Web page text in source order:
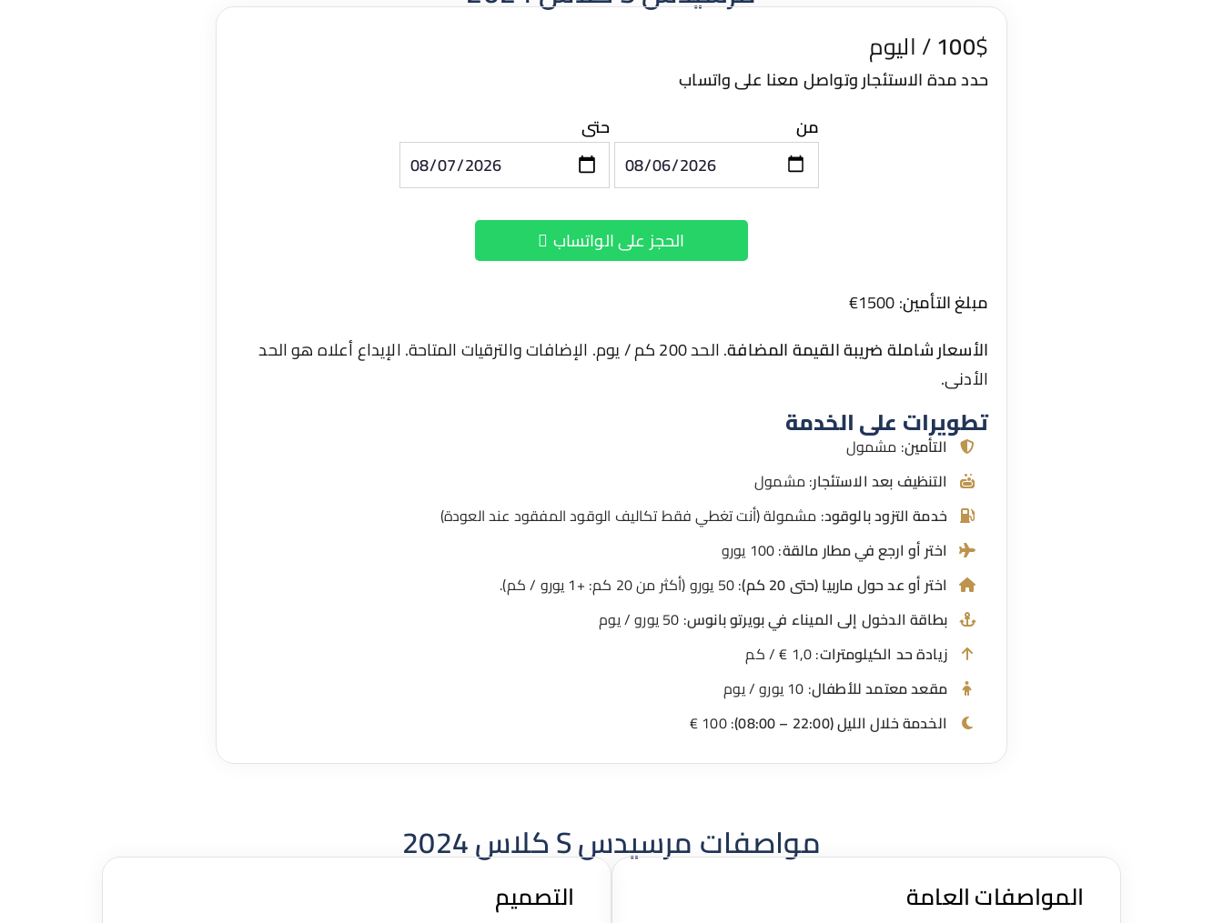
100$ / اليوم
حدد مدة الاستئجار وتواصل معنا على واتساب
من
حتى
الحجز على الواتساب
مبلغ التأمين: 1500€
الأسعار شاملة ضريبة القيمة المضافة
. الحد 200 كم / يوم. الإضافات والترقيات المتاحة. الإيداع أعلاه هو الحد
الأدنى.
تطويرات على الخدمة
التأمين: مشمول
التنظيف بعد الاستئجار: مشمول
خدمة التزود بالوقود: مشمولة (أنت تغطي فقط تكاليف الوقود المفقود عند العودة)
اختر أو ارجع في مطار مالقة: 100 يورو
اختر أو عد حول ماربيا (حتى 20 كم)
: 50 يورو (أكثر من 20 كم: +1 يورو / كم).
بطاقة الدخول إلى الميناء في بويرتو بانوس: 50 يورو / يوم
زيادة حد الكيلومترات: 1,0 € / كم
مقعد معتمد للأطفال: 10 يورو / يوم
الخدمة خلال الليل (22:00 – 08:00)
: 100 €
مواصفات مرسيدس S كلاس 2024
المواصفات العامة التصميم